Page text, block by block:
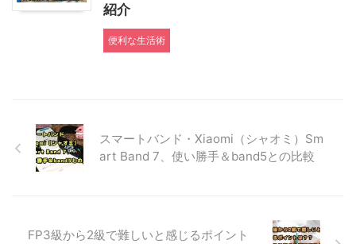
紹介
便利な生活術
スマートバンド・Xiaomi（シャオミ）Sm
art Band 7、使い勝手＆band5との比較
FP3級から2級で難しいと感じるポイント